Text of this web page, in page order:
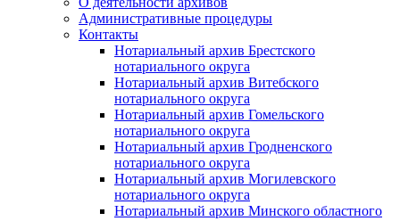
Административные процедуры
Контакты
Нотариальный архив Брестского
нотариального округа
Нотариальный архив Витебского
нотариального округа
Нотариальный архив Гомельского
нотариального округа
Нотариальный архив Гродненского
нотариального округа
Нотариальный архив Могилевского
нотариального округа
Нотариальный архив Минского областного